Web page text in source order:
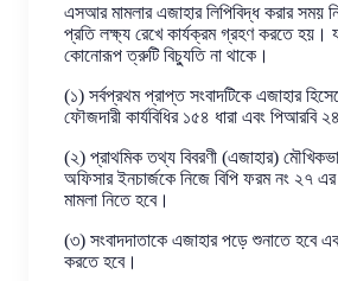
এসআর মামলার এজাহার লিপিবিদ্ধ করার সময়
প্রতি লক্ষ্য রেখে কার্যক্রম গ্রহণ করতে হয়।
কোনোরূপ ত্রুটি বিচ্যুতি না থাকে।
(১) সর্বপ্রথম প্রাপ্ত সংবাদটিকে এজাহার
ফৌজদারী কার্যবিধির ১৫৪ ধারা এবং পিআরবি
(২) প্রাথমিক তথ্য বিবরণী (এজাহার)
অফিসার ইনচার্জকে নিজে বিপি ফরম নং ২৭
মামলা নিতে হবে।
(৩) সংবাদদাতাকে এজাহার পড়ে শুনাতে হবে
করতে হবে।